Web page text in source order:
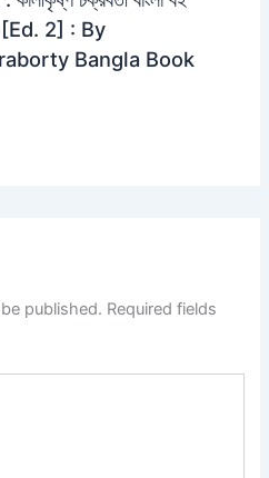
[Ed. 2] : By
Bangla Book
published. Required fields